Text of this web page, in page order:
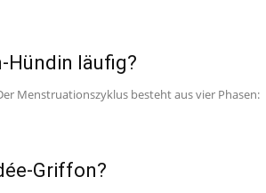
zu
Hündin läufig?
Menstruationszyklus besteht aus vier Phasen:
Griffon?